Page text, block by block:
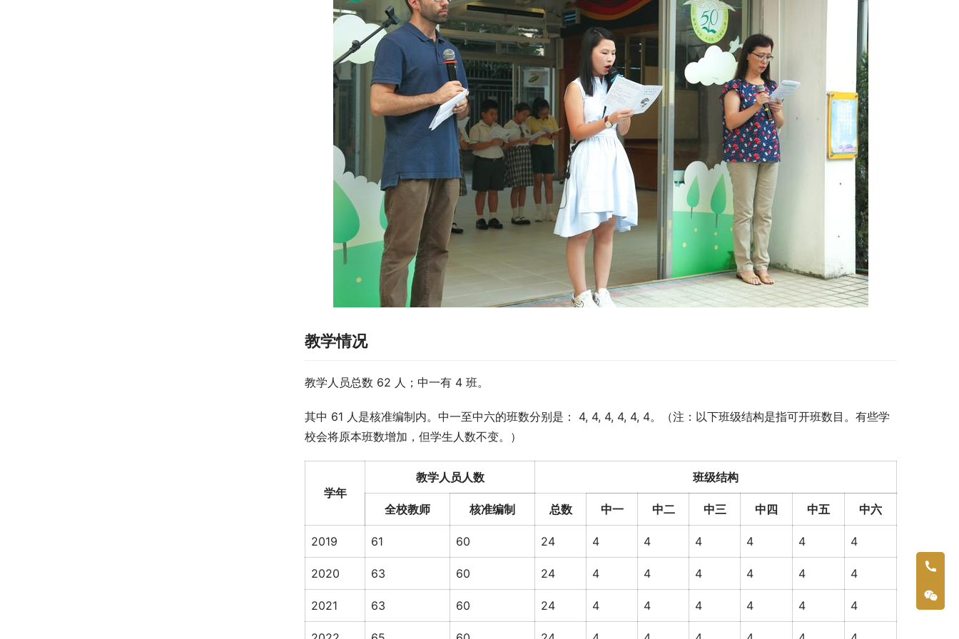
教学情况
教学人员总数 62 人；中一有 4 班。
其中 61 人是核准编制内。中一至中六的班数分别是： 4, 4, 4, 4, 4, 4。（注：以下班级结构是指可开班数目。有些学
校会将原本班数增加，但学生人数不变。）
学年
教学人员人数 班级结构
全校教师 核准编制 总数 中一 中二 中三 中四 中五 中六
2019 61 60 24 4 4 4 4 4 4
2020 63 60 24 4 4 4 4 4 4
2021 63 60 24 4 4 4 4 4 4